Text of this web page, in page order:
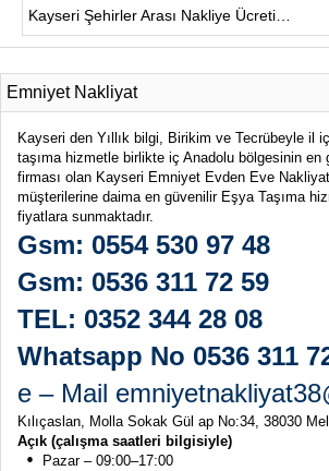
Kayseri Şehirler Arası Nakliye Ücreti…
Emniyet Nakliyat
Kayseri den Yıllık bilgi, Birikim ve Tecrübeyle il
taşıma hizmetle birlikte iç Anadolu bölgesinin en
firması olan Kayseri Emniyet Evden Eve
müşterilerine daima en güvenilir Eşya Taşıma
fiyatlara sunmaktadır.
Gsm: 0554 530 97 48
Gsm: 0536 311 72 59
TEL: 0352 344 28 08
Whatsapp No 0536 311
e – Mail
Kılıçaslan, Molla Sokak Gül ap No:34, 38030
Açık (çalışma saatleri bilgisiyle)
Pazar – 09:00–17:00